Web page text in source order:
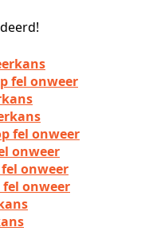
fel onweer
fel onweer
onweer
onweer
onweer